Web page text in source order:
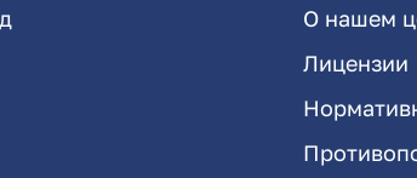
О нашем
Лицензии